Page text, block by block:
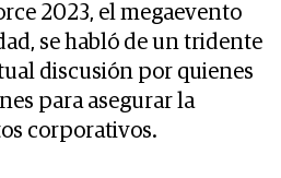
2023, el megaevento
se habló de un tridente
discusión por quienes
para asegurar la
corporativos.